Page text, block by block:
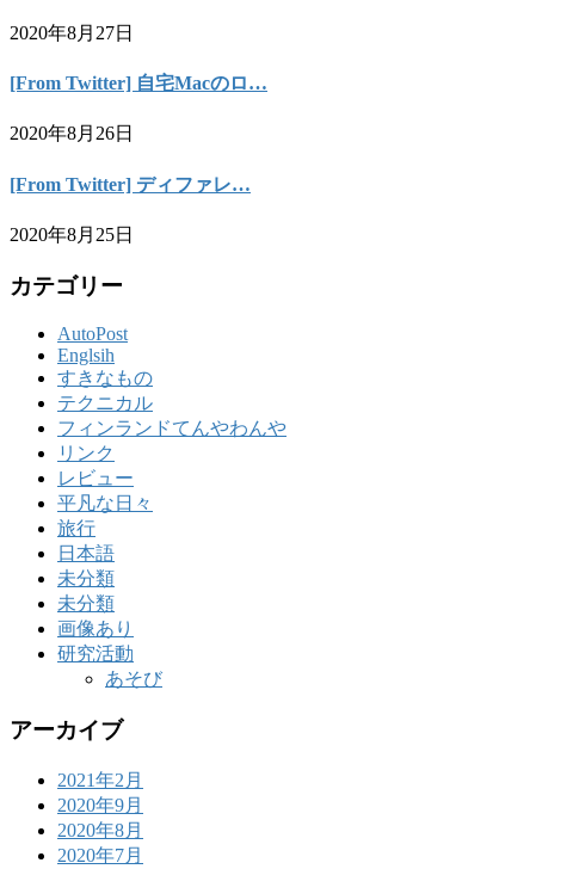
2020年8月27日
[From Twitter] 自宅Macのロ…
2020年8月26日
[From Twitter] ディファレ…
2020年8月25日
カテゴリー
AutoPost
Englsih
すきなもの
テクニカル
フィンランドてんやわんや
リンク
レビュー
平凡な日々
旅行
日本語
未分類
未分類
画像あり
研究活動
あそび
アーカイブ
2021年2月
2020年9月
2020年8月
2020年7月